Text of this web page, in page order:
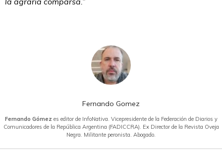
Fernando Gomez
Fernando Gómez es editor de InfoNativa. Vicepresidente de la Federación de Diarios y
Comunicadores de la República Argentina (FADICCRA). Ex Director de la Revista Oveja
Negra. Militante peronista. Abogado.